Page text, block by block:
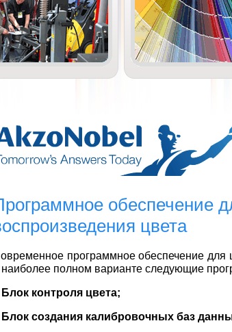
обеспечение
цвета
программное обеспечение
наиболее полном варианте следующие
контроля цвета;
создания калибровочных баз